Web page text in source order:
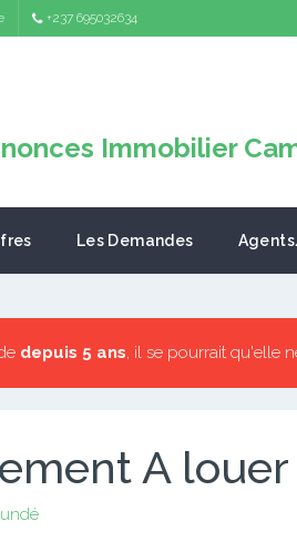
+237 695032634
Les Demandes
depuis 5 ans, il se pourrait qu'elle
A louer